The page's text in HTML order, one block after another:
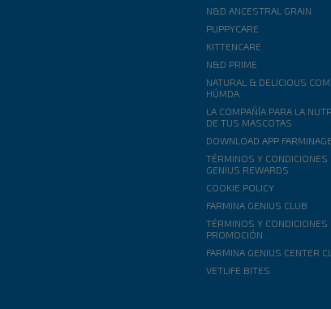
N&D ANCESTRAL GRAIN
PUPPYCARE
KITTENCARE
N&D PRIME
NATURAL & DELICIOUS
HÚMDA
LA COMPAÑÍA PARA LA
DE TUS MASCOTAS
DOWNLOAD APP
TÉRMINOS Y CONDICIONES
GENIUS REWARDS
COOKIE POLICY
FARMINA GENIUS CLUB
TÉRMINOS Y CONDICIONES
PROMOCIÓN
FARMINA GENIUS CENTER
VETLIFE BITES